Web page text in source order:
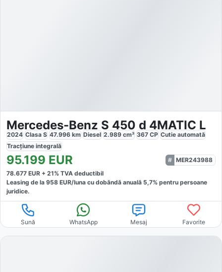
Mercedes-Benz S 450 d 4MATIC L
2024 Clasa S 47.996 km Diesel 2.989 cm³ 367 CP Cutie automată
Tracțiune integrală
95.199 EUR
MER243988
78.677 EUR + 21% TVA deductibil
Leasing de la 958 EUR/luna cu dobăndă anuală 5,7% pentru persoane
juridice.
Sună WhatsApp Mesaj Favorite